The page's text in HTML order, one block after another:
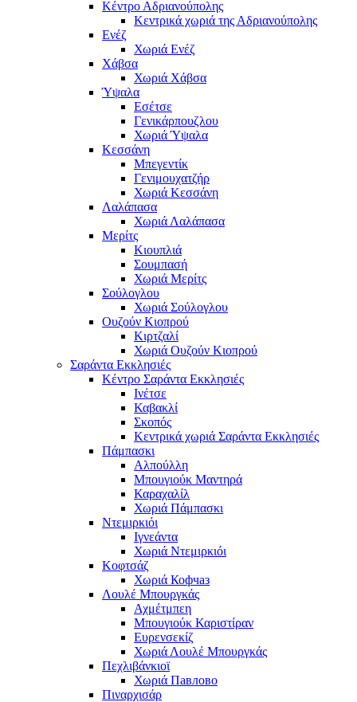
Κέντρο Αδριανούπολης
Κεντρικά χωριά της Αδριανούπολης
Ενέζ
Χωριά Ενέζ
Χάβσα
Χωριά Χάβσα
Ύψαλα
Εσέτσε
Γενικάρπουζλου
Χωριά Ύψαλα
Κεσσάνη
Μπεγεντίκ
Γενιμουχατζήρ
Χωριά Κεσσάνη
Λαλάπασα
Χωριά Λαλάπασα
Μερίτς
Κιουπλιά
Σουμπασή
Χωριά Μερίτς
Σούλογλου
Χωριά Σούλογλου
Ουζούν Κιοπρού
Κιρτζαλί
Χωριά Ουζούν Κιοπρού
Σαράντα Εκκλησιές
Κέντρο Σαράντα Εκκλησιές
Ινέτσε
Καβακλί
Σκοπός
Κεντρικά χωριά Σαράντα Εκκλησιές
Πάμπασκι
Αλπούλλη
Μπουγιούκ Μαντηρά
Καραχαλίλ
Χωριά Πάμπασκι
Ντεμιρκιόι
Ιγνεάντα
Χωριά Ντεμιρκιόι
Κοφτσάζ
Χωριά Кофчаз
Λουλέ Μπουργκάς
Αχμέτμπεη
Μπουγιούκ Καριστίραν
Ευρενσεκίζ
Χωριά Λουλέ Μπουργκάς
Πεχλιβάνκιοϊ
Χωριά Павлово
Πιναρχισάρ